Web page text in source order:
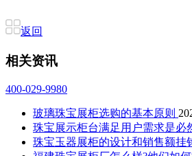
返回
相关资讯
400-029-9980
玻璃珠宝展柜选购的基本原则
珠宝展示柜台满足用户需求是必
珠宝玉器展柜的设计和销售额挂